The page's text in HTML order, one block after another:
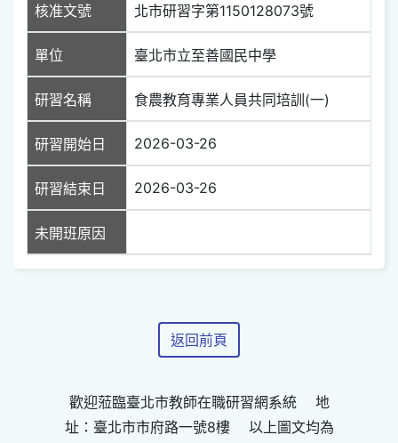
核准文號 北市研習字第1150128073號
單位 臺北市立至善國民中學
研習名稱 食農教育專業人員共同培訓(一)
研習開始日 2026-03-26
研習結束日 2026-03-26
未開班原因
返回前頁
歡迎蒞臨臺北市教師在職研習網系統 地
址：臺北市市府路一號8樓 以上圖文均為